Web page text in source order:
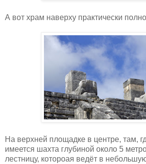
А вот храм наверху практически
На верхней площадке в центре, там,
имеется шахта глубиной около 5
лестницу, котороая ведёт в